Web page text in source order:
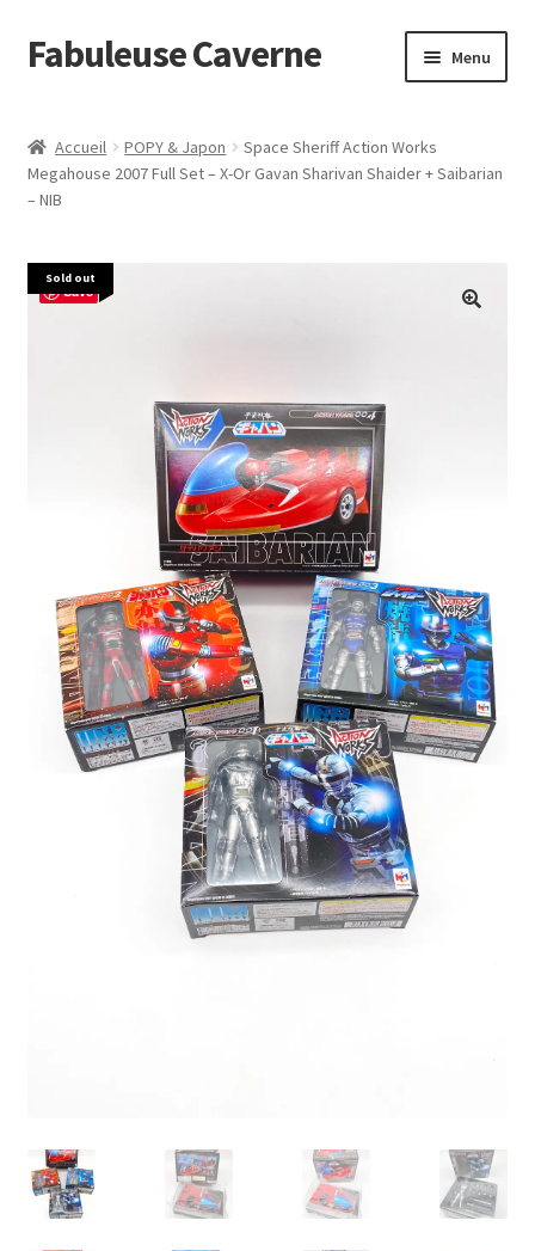
Aller
à
navigation
Aller
au
Fabuleuse Caverne Menu
En boutique
Ouvrir
En réapprovisionnement
Accueil POPY & Japon
Space Sheriff Action Works
Megahouse 2007 Full Set – X-Or Gavan Sharivan Shaider + Saibarian
– NIB
Sold out
Save